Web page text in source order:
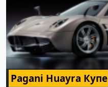
Pagani Huayra Купе